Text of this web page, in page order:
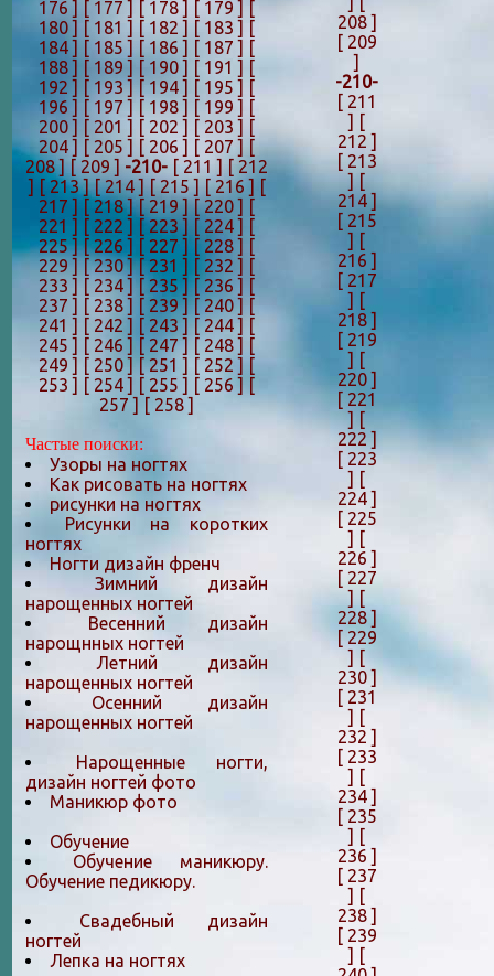
208 ]
[ 209
]
-210-
[ 211
] [
212 ]
[ 213
] [
214 ]
[ 215
] [
216 ]
[ 217
] [
218 ]
[ 219
] [
220 ]
[ 221
] [
222 ]
[ 223
] [
224 ]
[ 225
] [
226 ]
[ 227
] [
228 ]
[ 229
] [
230 ]
[ 231
] [
232 ]
[ 233
] [
234 ]
[ 235
] [
236 ]
[ 237
] [
238 ]
[ 239
] [
176 ] [ 177 ] [ 178 ] [ 179 ] [
180 ] [ 181 ] [ 182 ] [ 183 ] [
184 ] [ 185 ] [ 186 ] [ 187 ] [
188 ] [ 189 ] [ 190 ] [ 191 ] [
192 ] [ 193 ] [ 194 ] [ 195 ] [
196 ] [ 197 ] [ 198 ] [ 199 ] [
200 ] [ 201 ] [ 202 ] [ 203 ] [
204 ] [ 205 ] [ 206 ] [ 207 ] [
208 ][ 209 ] -210- [ 211 ] [ 212
] [ 213 ][ 214 ][ 215 ][ 216 ] [
217 ] [ 218 ][ 219 ][ 220 ] [
221 ] [ 222 ] [ 223 ] [ 224 ] [
225 ][ 226 ] [ 227 ] [ 228 ] [
229 ][ 230 ][ 231 ] [ 232 ] [
233 ] [ 234 ] [ 235 ][ 236 ] [
237 ] [ 238 ] [ 239 ][ 240 ] [
241 ] [ 242 ] [ 243 ][ 244 ] [
245 ] [ 246 ] [ 247 ] [ 248 ] [
249 ] [ 250 ] [ 251 ] [ 252 ] [
253 ] [ 254 ] [ 255 ] [ 256 ] [
257 ] [ 258 ]
Частые поиски:
Узоры на ногтях
Как рисовать на ногтях
рисунки на ногтях
Рисунки на коротких
ногтях
Ногти дизайн френч
Зимний дизайн
нарощенных ногтей
Весенний дизайн
нарощнных ногтей
Летний дизайн
нарощенных ногтей
Осенний дизайн
нарощенных ногтей
Нарощенные ногти,
дизайн ногтей фото
Маникюр фото
Обучение
Обучение маникюру.
Обучение педикюру.
Свадебный дизайн
ногтей
Лепка на ногтяx